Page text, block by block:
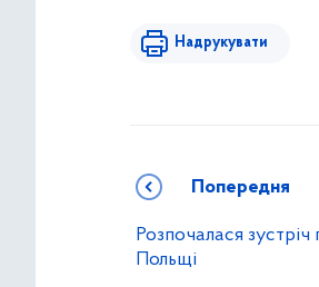
Надрукувати
Попередня
Розпочалася
Польщі